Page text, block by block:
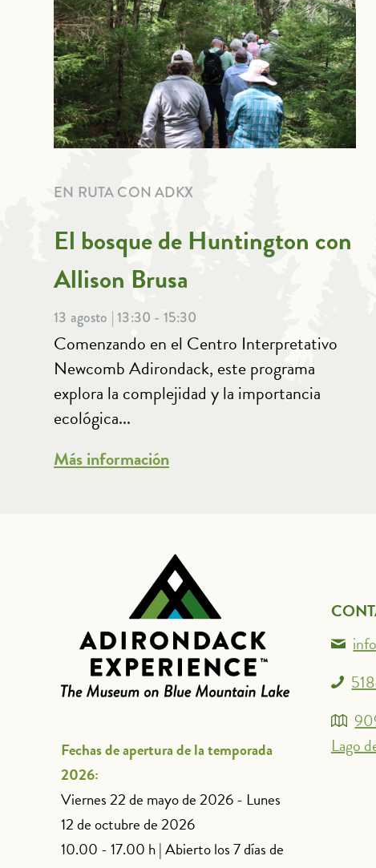
EN RUTA CON ADKX
El bosque de Huntington con
Allison Brusa
13 agosto | 13:30 - 15:30
Comenzando en el Centro Interpretativo
Newcomb Adirondack, este programa
explora la complejidad y la importancia
ecológica...
Más información
Fechas de apertura de la temporada
2026:
Viernes 22 de mayo de 2026 - Lunes
12 de octubre de 2026
10.00 - 17.00 h | Abierto los 7 días de
Lago